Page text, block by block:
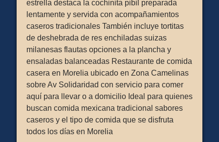
estrella destaca la cochinita pibil preparada
lentamente y servida con acompañamientos
caseros tradicionales También incluye tortitas
de deshebrada de res enchiladas suizas
milanesas flautas opciones a la plancha y
ensaladas balanceadas Restaurante de comida
casera en Morelia ubicado en Zona Camelinas
sobre Av Solidaridad con servicio para comer
aquí para llevar o a domicilio Ideal para quienes
buscan comida mexicana tradicional sabores
caseros y el tipo de comida que se disfruta
todos los días en Morelia